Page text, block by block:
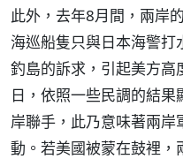
此外，去年8月間，兩岸
海巡船隻只與日本海警
釣島的訴求，引起美方
日，依照一些民調的結
岸聯手，此乃意味著兩
動。若美國被蒙在鼓裡，